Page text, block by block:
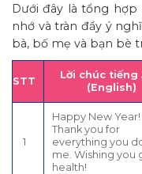
Dưới đây là tổng hợp
nhớ và tràn đầy ý
bà, bố mẹ và bạn bè
STT
Lời chúc tiếng
(English)
1
Happy New Year!
Thank you for
everything you
me. Wishing you
health!